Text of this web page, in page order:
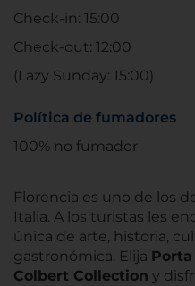
Check-in: 15:00
Check-out: 12:00
(Lazy Sunday: 15:00)
Política de fumadores
100% no fumador
Florencia es uno de los
Italia. A los turistas les
única de arte, historia,
gastronómica. Elija
Colbert Collection y